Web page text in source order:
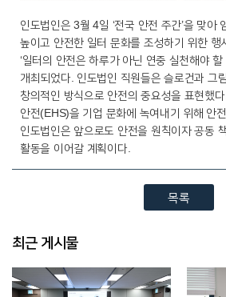
인도법인은 3월 4일 ‘전국 안전 주간’을 맞아
높이고 안전한 일터 문화를 조성하기 위한 행
‘일터의 안전은 하루가 아닌 연중 실천해야 할
개최되었다. 인도법인 직원들은 슬로건과 그
창의적인 방식으로 안전의 중요성을 표현했
안전(EHS)을 기업 문화에 녹여내기 위해 안
인도법인은 앞으로도 안전을 원칙이자 공동
활동을 이어갈 계획이다.
목록
최근 게시물